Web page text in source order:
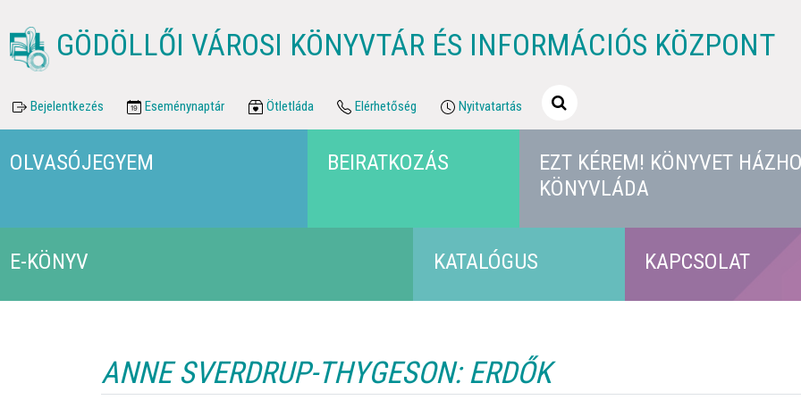
GÖDÖLLŐI VÁROSI KÖNYVTÁR ÉS INFORMÁCIÓS KÖZPONT
Bejelentkezés Eseménynaptár Ötletláda Elérhetőség Nyitvatartás
OLVASÓJEGYEM BEIRATKOZÁS
EZT KÉREM! KÖNYVET
KÖNYVLÁDA
E-KÖNYV KATALÓGUS KAPCSOLAT
ANNE SVERDRUP-THYGESON: ERDŐK